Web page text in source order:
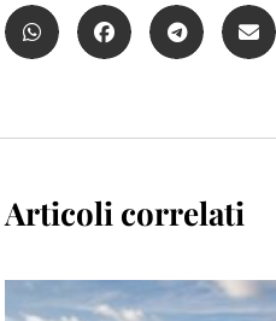
Articoli correlati